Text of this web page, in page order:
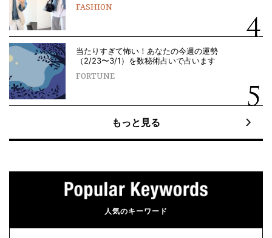
FASHION
当たりすぎて怖い！あなたの今週の運勢
（2/23〜3/1）を数秘術占いで占います
FORTUNE
もっと見る
人気のキーワード